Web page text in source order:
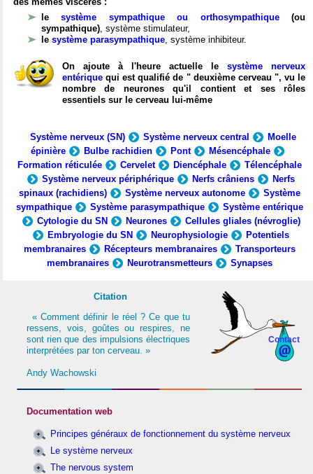
lesystème sympathique ou orthosympathique(ou
sympathique), système stimulateur,
le système parasympathique, système inhibiteur.
On ajoute à l'heure actuelle le système nerveux
entérique qui est qualifié de " deuxième cerveau ", vu le
nombre de neurones qu'il contient et ses rôles
essentiels sur le cerveau lui-même
Système nerveux (SN) Système nerveux central
Moelle
épinière
Bulbe rachidien Pont
Mésencéphale
Formation réticulée
Cervelet Diencéphale
Télencéphale
Système nerveux périphérique
Nerfs crâniens
Nerfs
spinaux (rachidiens)
Système nerveux autonome
Système
sympathique
Système parasympathique
Système entérique
Cytologie du SN
Neurones
Cellules gliales (névroglie)
Embryologie du SN
Neurophysiologie
Potentiels
membranaires
Récepteurs membranaires
Transporteurs
membranaires
Neurotransmetteurs Synapses
Contact
Citation
« Comment définir le réel ? Ce que tu
ressens, vois, goûtes ou respires, ne
sont rien que des impulsions électriques
interprétées par ton cerveau. »
Andy Wachowski
Documentation web
Principes généraux de fonctionnement du système nerveux
Le système nerveux
The nervous system